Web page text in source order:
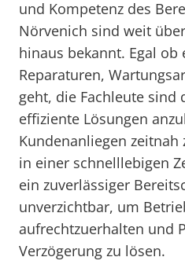
und Kompetenz des
Nörvenich sind weit
hinaus bekannt. Egal
Reparaturen,
geht, die Fachleute sind
effiziente Lösungen
Kundenanliegen zeitnah
in einer schnelllebigen
ein zuverlässiger
unverzichtbar, um
aufrechtzuerhalten und
Verzögerung zu lösen.